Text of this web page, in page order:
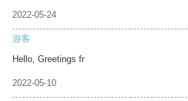
2022-05-24
游客
Hello, Greetings fr
2022-05-10